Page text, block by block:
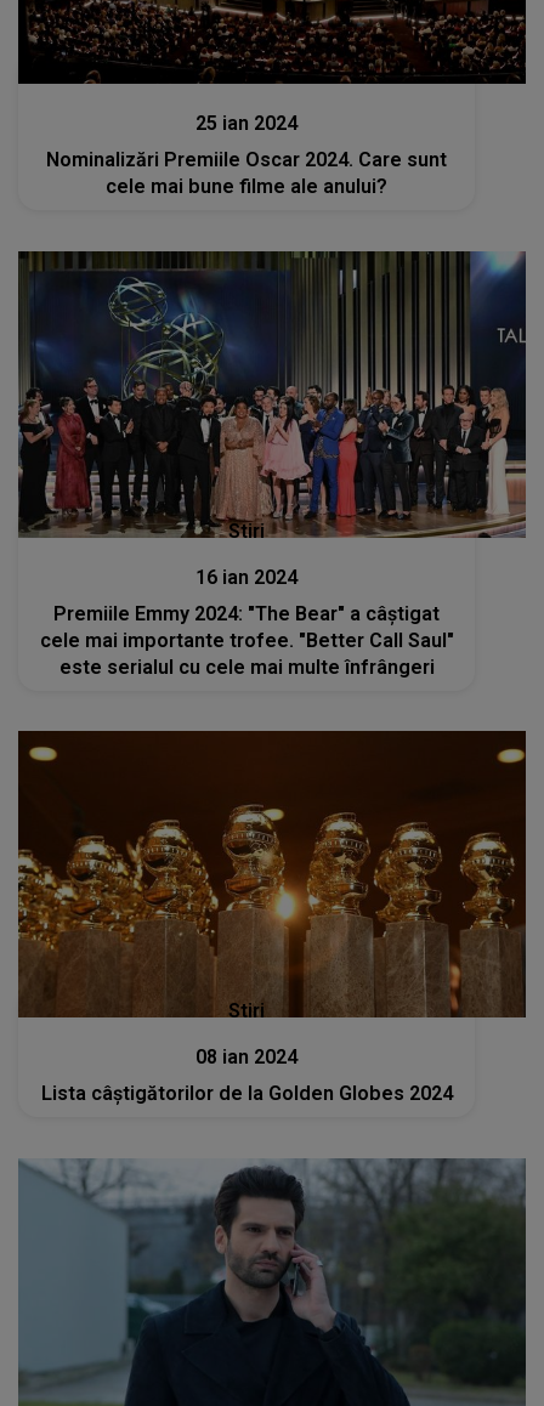
Stiri
25 ian 2024
Nominalizări Premiile Oscar 2024. Care sunt
cele mai bune filme ale anului?
Stiri
16 ian 2024
Premiile Emmy 2024: "The Bear" a câștigat
cele mai importante trofee. "Better Call Saul"
este serialul cu cele mai multe înfrângeri
Stiri
08 ian 2024
Lista câștigătorilor de la Golden Globes 2024